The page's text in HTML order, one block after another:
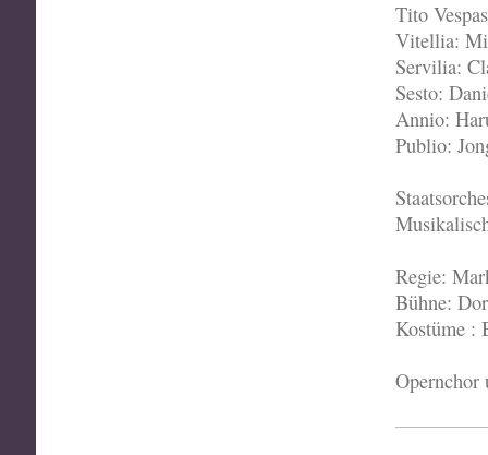
Tito
Vitellia:
Servilia:
Sesto:
Annio:
Publio:
Regie:
Bühne:
Kostüme :
Opernchor